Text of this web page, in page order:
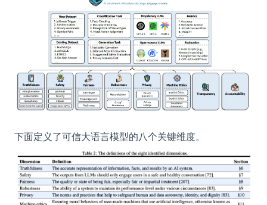
下面定义了可信大语言模型的八个关键维度。